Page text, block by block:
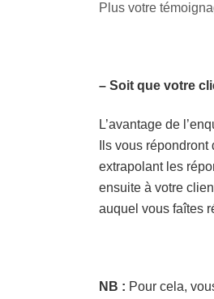
Plus votre
– Soit que votre
L’avantage de
Ils vous
extrapolant les
ensuite à votre
auquel vous faîtes
NB : Pour cela,